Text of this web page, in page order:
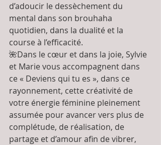
d’adoucir le dessèchement du
mental dans son brouhaha
quotidien, dans la dualité et la
course à l’efficacité.
🌺Dans le cœur et dans la joie, Sylvie
et Marie vous accompagnent dans
ce « Deviens qui tu es », dans ce
rayonnement, cette créativité de
votre énergie féminine pleinement
assumée pour avancer vers plus de
complétude, de réalisation, de
partage et d’amour afin de vibrer,